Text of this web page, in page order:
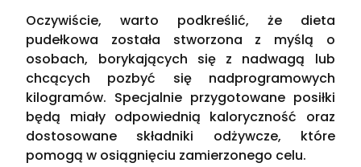
Oczywiście, warto podkreślić, że dieta
pudełkowa została stworzona z myślą o
osobach, borykających się z nadwagą lub
chcących pozbyć się nadprogramowych
kilogramów. Specjalnie przygotowane posiłki
będą miały odpowiednią kaloryczność oraz
dostosowane składniki odżywcze, które
pomogą w osiągnięciu zamierzonego celu.